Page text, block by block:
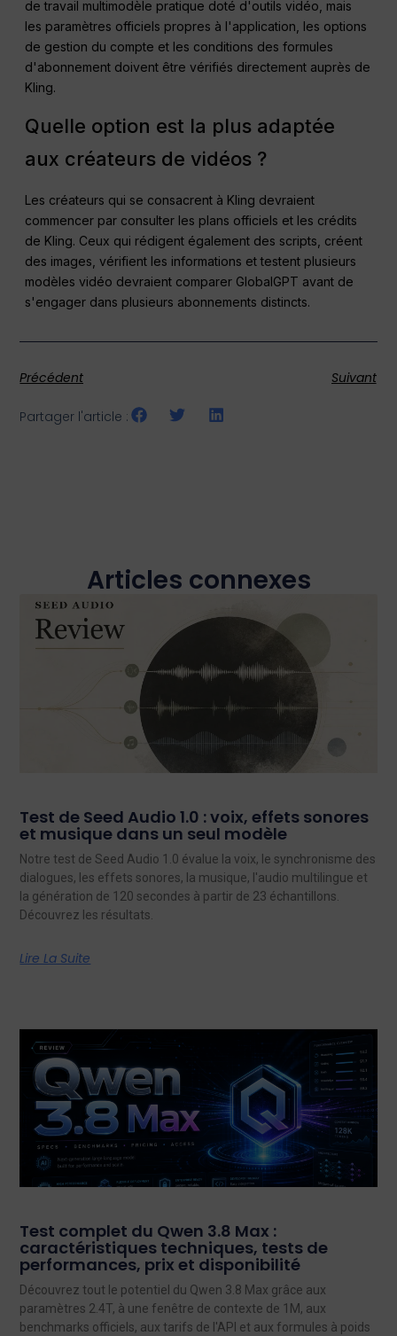
de travail multimodèle pratique doté d'outils vidéo, mais
les paramètres officiels propres à l'application, les options
de gestion du compte et les conditions des formules
d'abonnement doivent être vérifiés directement auprès de
Kling.
Quelle option est la plus adaptée
aux créateurs de vidéos ?
Les créateurs qui se consacrent à Kling devraient
commencer par consulter les plans officiels et les crédits
de Kling. Ceux qui rédigent également des scripts, créent
des images, vérifient les informations et testent plusieurs
modèles vidéo devraient comparer GlobalGPT avant de
s'engager dans plusieurs abonnements distincts.
Précédent Suivant
Partager l'article :
Articles connexes
Test de Seed Audio 1.0 : voix, effets sonores
et musique dans un seul modèle
Notre test de Seed Audio 1.0 évalue la voix, le synchronisme des
dialogues, les effets sonores, la musique, l'audio multilingue et
la génération de 120 secondes à partir de 23 échantillons.
Découvrez les résultats.
Lire La Suite
Test complet du Qwen 3.8 Max :
caractéristiques techniques, tests de
performances, prix et disponibilité
Découvrez tout le potentiel du Qwen 3.8 Max grâce aux
paramètres 2.4T, à une fenêtre de contexte de 1M, aux
benchmarks officiels, aux tarifs de l'API et aux formules à poids